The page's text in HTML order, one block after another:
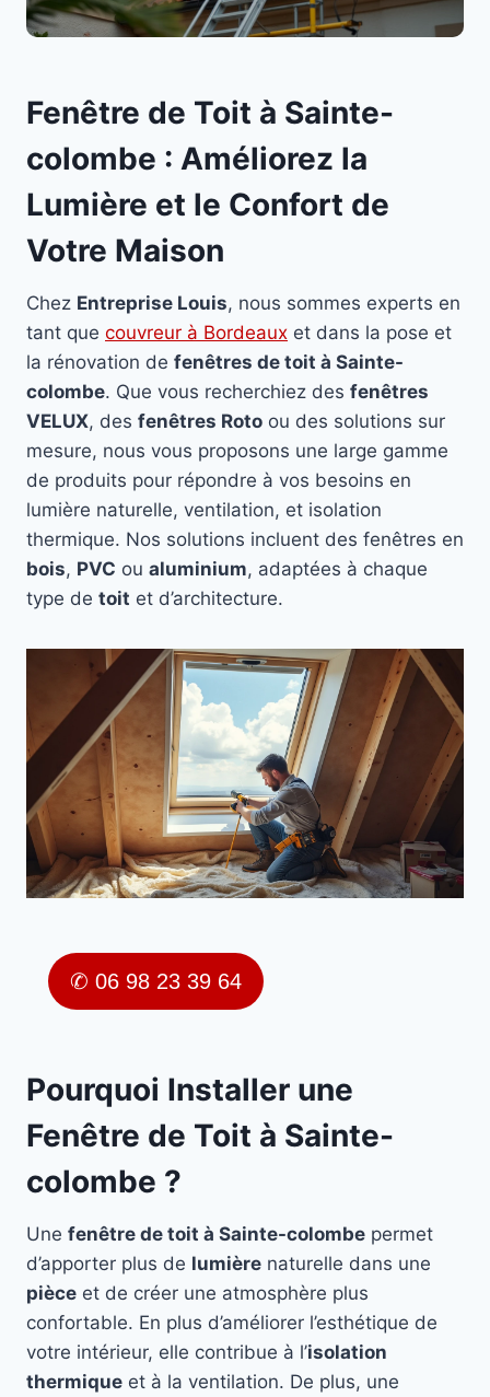
Fenêtre de Toit à Sainte-
colombe : Améliorez la
Lumière et le Confort de
Votre Maison
Chez Entreprise Louis, nous sommes experts en
tant que couvreur à Bordeaux et dans la pose et
la rénovation de fenêtres de toit à Sainte-
colombe. Que vous recherchiez des fenêtres
VELUX, des fenêtres Roto ou des solutions sur
mesure, nous vous proposons une large gamme
de produits pour répondre à vos besoins en
lumière naturelle, ventilation, et isolation
thermique. Nos solutions incluent des fenêtres en
bois, PVC ou aluminium, adaptées à chaque
type de toit et d’architecture.
✆ 06 98 23 39 64
Pourquoi Installer une
Fenêtre de Toit à Sainte-
colombe ?
Une fenêtre de toit à Sainte-colombe permet
d’apporter plus de lumière naturelle dans une
pièce et de créer une atmosphère plus
confortable. En plus d’améliorer l’esthétique de
votre intérieur, elle contribue à l’isolation
thermique et à la ventilation. De plus, une